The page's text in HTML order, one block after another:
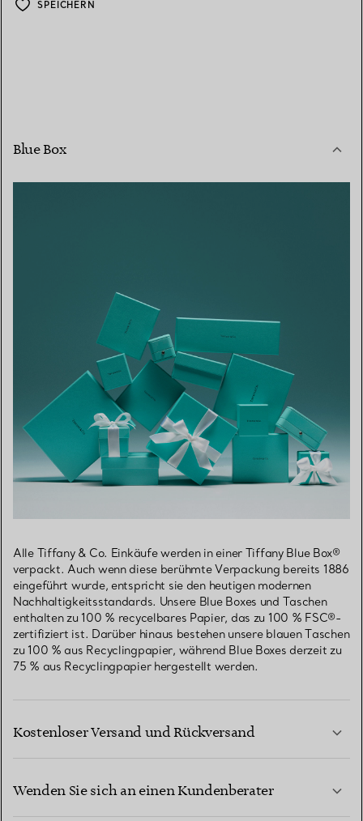
SPEICHERN
Blue Box
Alle Tiffany & Co. Einkäufe werden in einer Tiffany Blue Box®
verpackt. Auch wenn diese berühmte Verpackung bereits 1886
eingeführt wurde, entspricht sie den heutigen modernen
Nachhaltigkeitsstandards. Unsere Blue Boxes und Taschen
enthalten zu 100 % recycelbares Papier, das zu 100 % FSC®-
zertifiziert ist. Darüber hinaus bestehen unsere blauen Taschen
zu 100 % aus Recyclingpapier, während Blue Boxes derzeit zu
75 % aus Recyclingpapier hergestellt werden.
Kostenloser Versand und Rückversand
Wenden Sie sich an einen Kundenberater